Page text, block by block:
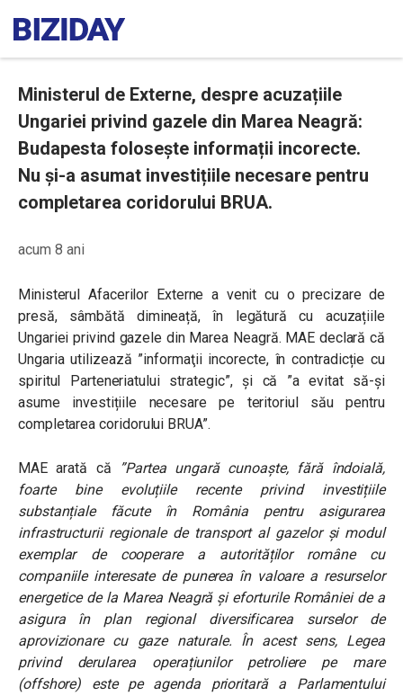
Ministerul de Externe, despre acuzațiile
Ungariei privind gazele din Marea Neagră:
Budapesta folosește informații incorecte.
Nu și-a asumat investițiile necesare pentru
completarea coridorului BRUA.
acum 8 ani
Ministerul Afacerilor Externe a venit cu o precizare de
presă, sâmbătă dimineață, în legătură cu acuzațiile
Ungariei privind gazele din Marea Neagră. MAE declară că
Ungariautilizează ”informaţii incorecte, în contradicție cu
spiritul Parteneriatului strategic”, și că ”a evitat să-și
asume investițiile necesare pe teritoriul său pentru
completarea coridorului BRUA”.
MAE arată că
”Partea ungară cunoaște, fără îndoială,
foarte bine evoluțiile recente privind investițiile
substanțiale făcute în România pentru asigurarea
infrastructurii regionale de transport al gazelor şi modul
exemplar de cooperare a autorităților române cu
companiile interesate de punerea în valoare a resurselor
energetice de la Marea Neagră și eforturile României de a
asigura în plan regional diversificarea surselor de
aprovizionare cu gaze naturale. În acest sens, Legea
privind derularea operațiunilor petroliere pe mare
(offshore) este pe agenda prioritară a Parlamentului